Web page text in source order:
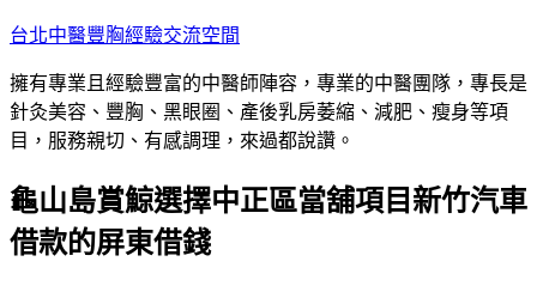
跳
主
要
內
台北中醫豐胸經驗交流空間
擁有專業且經驗豐富的中醫師陣容，專業的中醫團隊，專長是
針灸美容、豐胸、黑眼圈、產後乳房萎縮、減肥、瘦身等項
目，服務親切、有感調理，來過都說讚。
龜山島賞鯨選擇中正區當舖項目新竹汽車
借款的屏東借錢